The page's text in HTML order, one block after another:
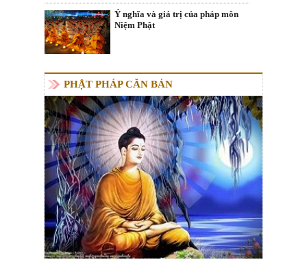
Ý nghĩa và giá trị của pháp môn
Niệm Phật
PHẬT PHÁP CĂN BẢN